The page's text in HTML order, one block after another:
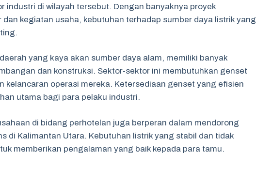
industri di wilayah tersebut. Dengan banyaknya proyek
kegiatan usaha, kebutuhan terhadap sumber daya listrik yang
yang kaya akan sumber daya alam, memiliki banyak
dan konstruksi. Sektor-sektor ini membutuhkan genset
kelancaran operasi mereka. Ketersediaan genset yang efisien
utama bagi para pelaku industri.
di bidang perhotelan juga berperan dalam mendorong
di Kalimantan Utara. Kebutuhan listrik yang stabil dan tidak
memberikan pengalaman yang baik kepada para tamu.